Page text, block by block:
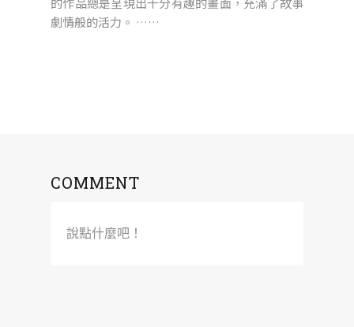
劇情般的活力。 ……
COMMENT
說點什麼吧！